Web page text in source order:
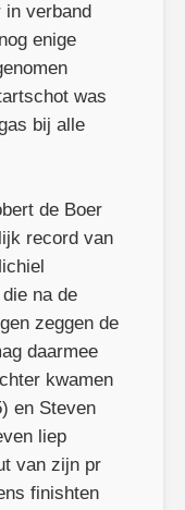
in verband
enige
was
bij alle
de Boer
record van
na de
zeggen de
daarmee
kwamen
en Steven
liep
van zijn pr
finishten